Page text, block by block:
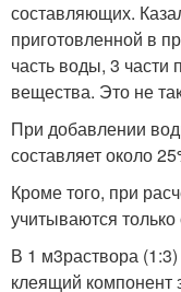
составляющих.
приготовленной в
часть воды, 3
вещества. Это не
При добавлении
составляет около
Кроме того, при
учитываются
В 1 м3раствора
клеящий компонент